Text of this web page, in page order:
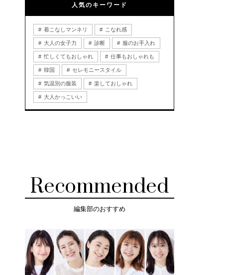
人気のキーワード
着こなしマンネリ こなれ感
大人の女子力 診断 服のお手入れ
忙しくてもおしゃれ 仕事もおしゃれも
韓国 セレモニースタイル
気温別の服装 楽しておしゃれ
大人かっこいい
Recommended
編集部のおすすめ